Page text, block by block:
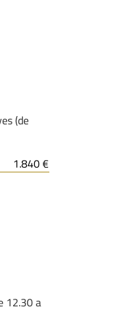
(de
1.840 €
12.30 a